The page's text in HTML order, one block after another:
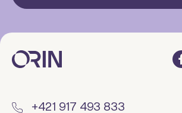
+421 917 493 833